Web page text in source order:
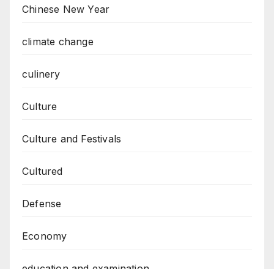
Chinese New Year
climate change
culinery
Culture
Culture and Festivals
Cultured
Defense
Economy